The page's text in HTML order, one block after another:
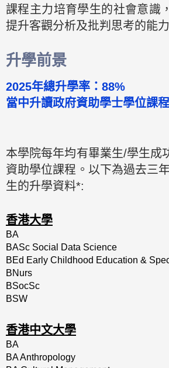
課程主力培育學生的社會意識
提升客觀分析及批判思考的能力
升學前景
2025年總升學率：88%
當中升讀政府資助學士學位課
本學院每年均有畢業生/學生成
資助學位課程。以下為過去三
生的升學資料*:
香港大學
BA
BASc Social Data Science
BEd Early Childhood Education &
BNurs
BSocSc
BSW
香港中文大學
BA
BA Anthropology